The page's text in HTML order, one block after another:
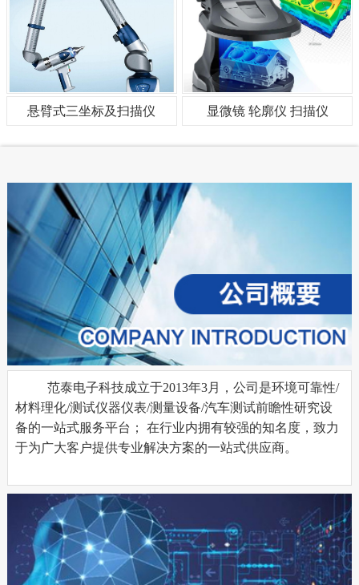
悬臂式三坐标及扫描仪 显微镜 轮廓仪 扫描仪
范泰电子科技成立于2013年3月，公司是环境可靠性/
材料理化/测试仪器仪表/测量设备/汽车测试前瞻性研究设
备的一站式服务平台； 在行业内拥有较强的知名度，致力
于为广大客户提供专业解决方案的一站式供应商。